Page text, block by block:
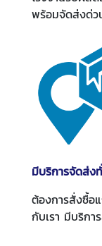
พร้อมจัดส่งด่ว
มีบริการจัดส่ง
ต้องการสั่งซื้
กับเรา มีบริกา